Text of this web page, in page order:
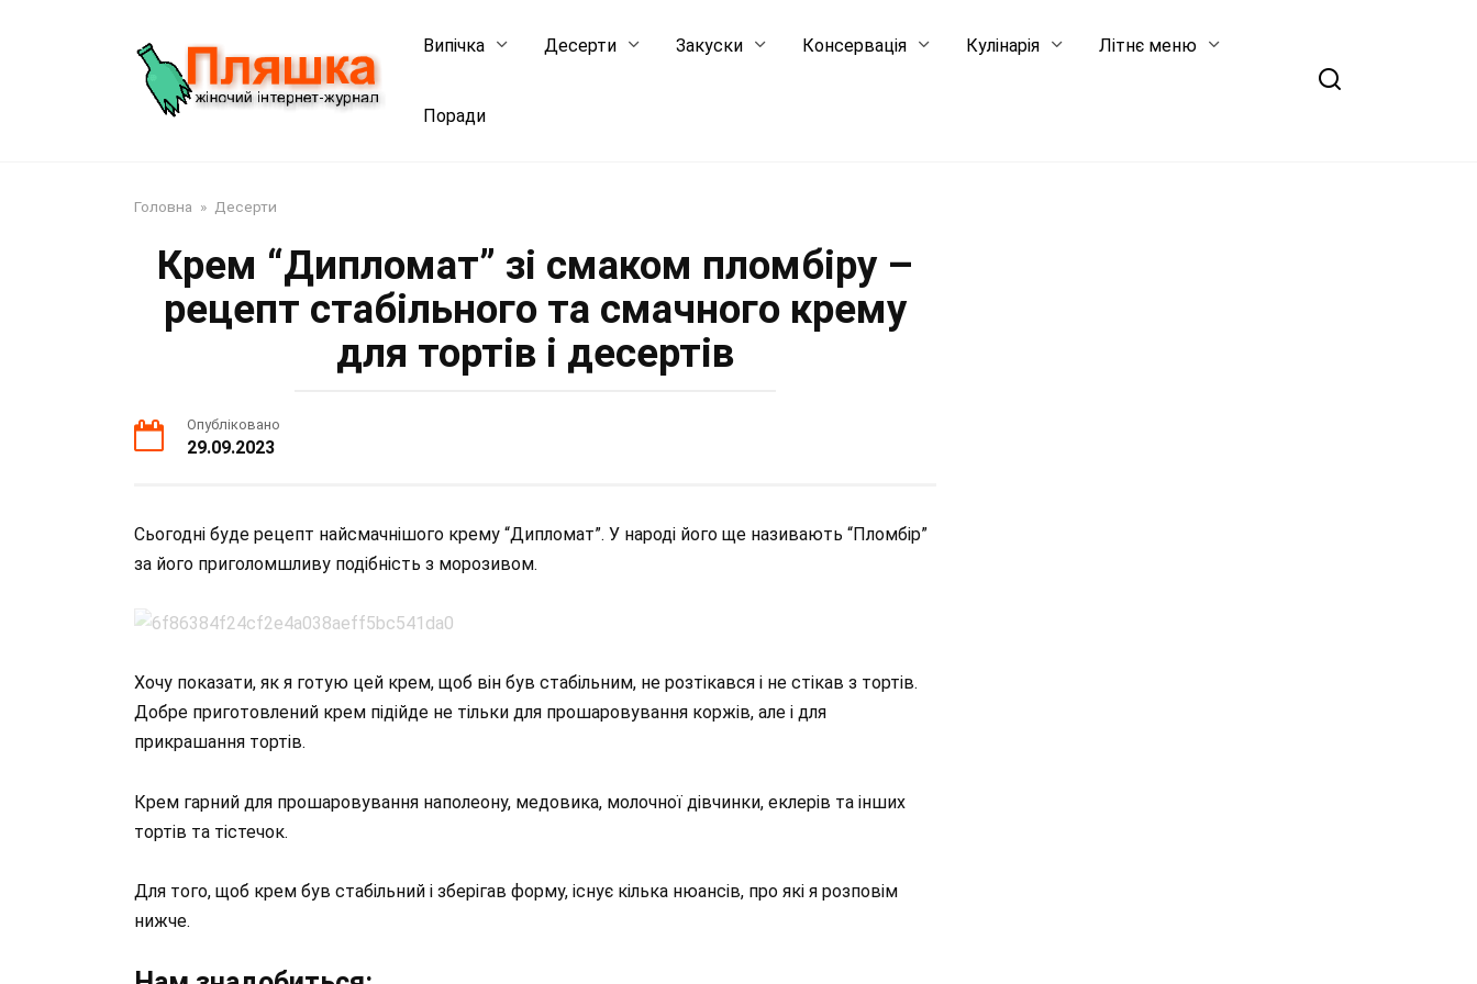
Випічка Десерти Закуски Консервація Кулінарія Літнє меню
Поради
Головна » Десерти
Крем “Дипломат” зі смаком пломбіру –
рецепт стабільного та смачного крему
для тортів і десертів
Опубліковано
29.09.2023
Сьогодні буде рецепт найсмачнішого крему “Дипломат”. У народі його ще називають “Пломбір”
за його приголомшливу подібність з морозивом.
Хочу показати, як я готую цей крем, щоб він був стабільним, не розтікався і не стікав з тортів.
Добре приготовлений крем підійде не тільки для прошаровування коржів, але і для
прикрашання тортів.
Крем гарний для прошаровування наполеону, медовика, молочної дівчинки, еклерів та інших
тортів та тістечок.
Для того, щоб крем був стабільний і зберігав форму, існує кілька нюансів, про які я розповім
нижче.